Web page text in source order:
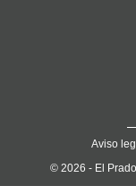
Aviso
© 2026 - El